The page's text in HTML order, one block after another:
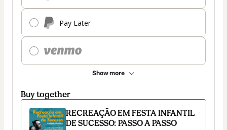
Pay Later
Show more
Buy together
RECREAÇÃO EM FESTA INFANTIL
DE SUCESSO: PASSO A PASSO